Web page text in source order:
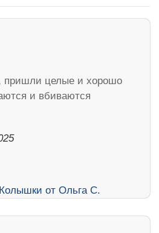
пришли целые и хорошо
и вбиваются